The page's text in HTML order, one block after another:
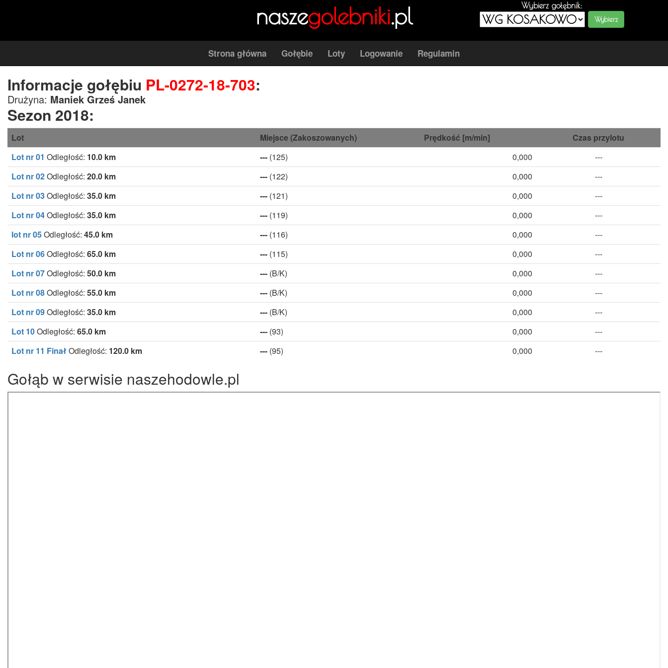
naszegolebniki.pl Wybierz gołębnik:
Strona główna Gołębie Loty Logowanie Regulamin
Informacje gołębiu PL-0272-18-703:
Drużyna: Maniek Grześ Janek
Sezon 2018:
Lot Miejsce (Zakoszowanych) Prędkość [m/min]
Czas przylotu
Lot nr 01 Odległość: 10.0 km --- (125) 0,000
---
Lot nr 02Odległość: 20.0 km --- (122) 0,000
---
Lot nr 03Odległość: 35.0 km --- (121) 0,000
---
Lot nr 04Odległość: 35.0 km --- (119) 0,000
---
lot nr 05Odległość: 45.0 km --- (116) 0,000
---
Lot nr 06Odległość: 65.0 km --- (115) 0,000
---
Lot nr 07Odległość: 50.0 km --- (B/K) 0,000
---
Lot nr 08Odległość: 55.0 km --- (B/K) 0,000
---
Lot nr 09Odległość: 35.0 km --- (B/K) 0,000
---
Lot 10Odległość: 65.0 km --- (93) 0,000
---
Lot nr 11 FinałOdległość: 120.0 km --- (95) 0,000 ---
Gołąb w serwisie naszehodowle.pl